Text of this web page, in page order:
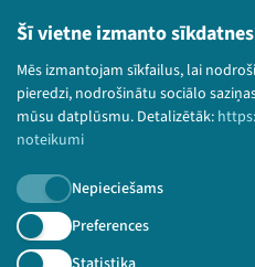
Šī vietne izmanto sīkdatnes
Mēs izmantojam sīkfailus, lai
pieredzi, nodrošinātu sociālo
mūsu datplūsmu. Detalizētāk:
noteikumi
Nepieciešams
Preferences
Lietošanas noteikumi un
Bērnu aizsardzības politika
© 2026 Sarunu festivāls
paturētas.
Piesakies